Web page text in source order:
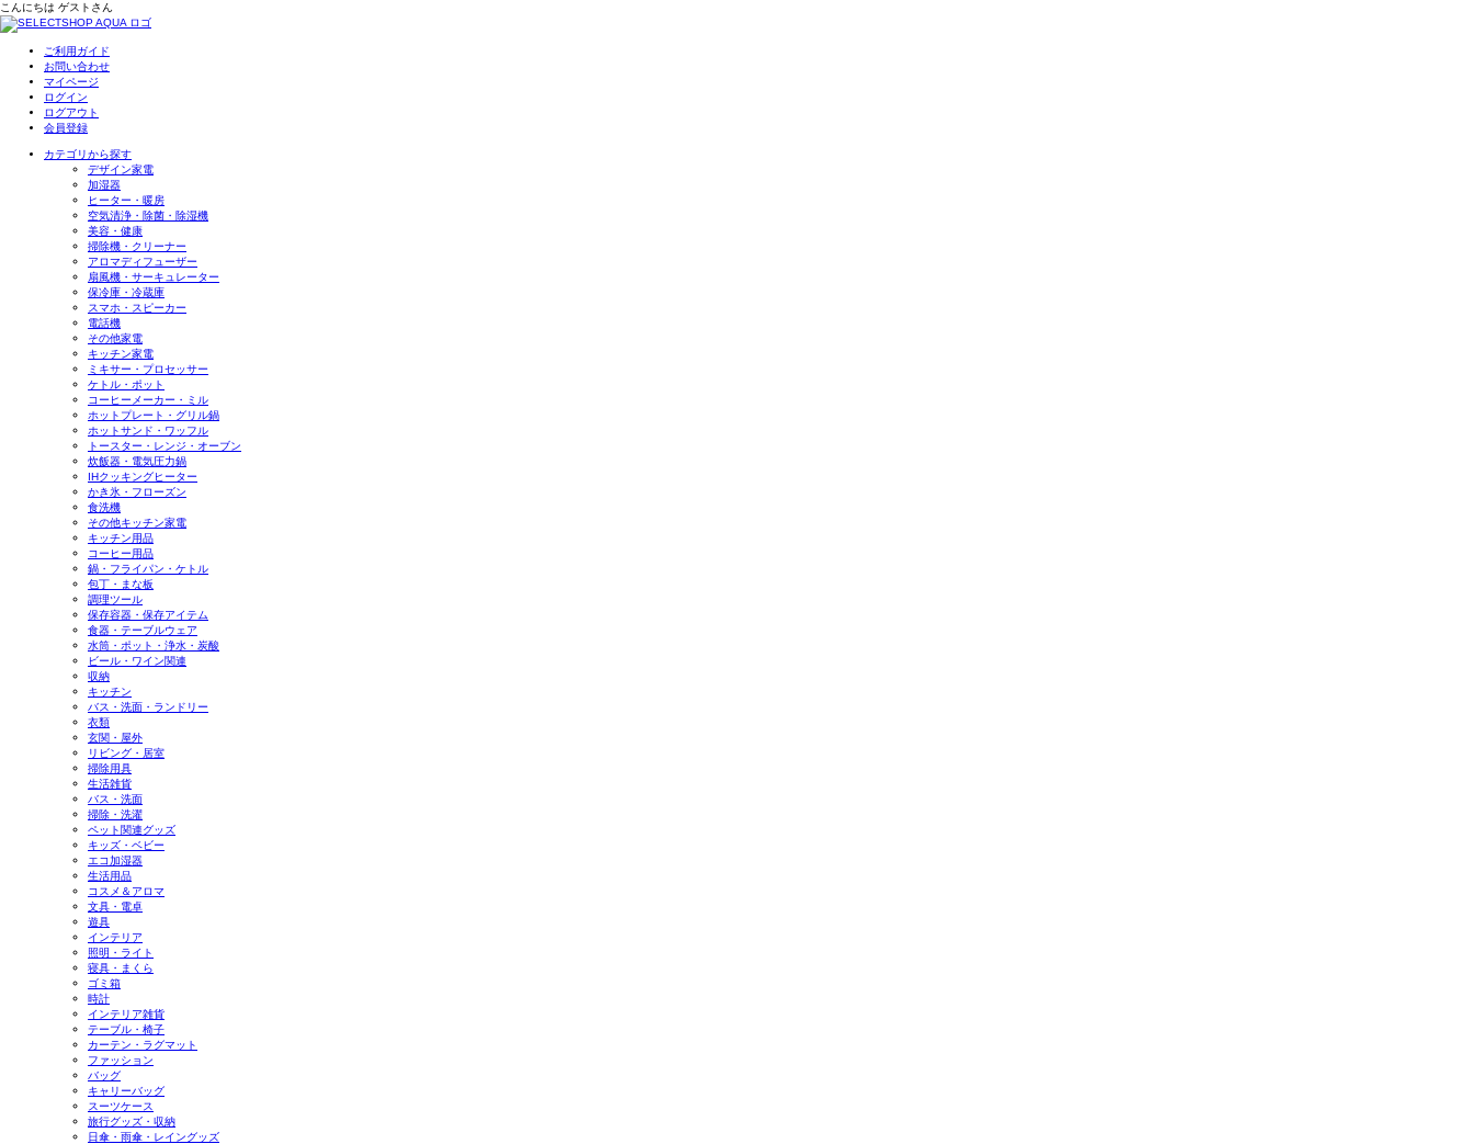
こんにちは ゲスト さん
ご利用ガイド
お問い合わせ
マイページ
ログイン
ログアウト
会員登録
カテゴリから探す
デザイン家電
加湿器
ヒーター・暖房
空気清浄・除菌・除湿機
美容・健康
掃除機・クリーナー
アロマディフューザー
扇風機・サーキュレーター
保冷庫・冷蔵庫
スマホ・スピーカー
電話機
その他家電
キッチン家電
ミキサー・プロセッサー
ケトル・ポット
コーヒーメーカー・ミル
ホットプレート・グリル鍋
ホットサンド・ワッフル
トースター・レンジ・オーブン
炊飯器・電気圧力鍋
IHクッキングヒーター
かき氷・フローズン
食洗機
その他キッチン家電
キッチン用品
コーヒー用品
鍋・フライパン・ケトル
包丁・まな板
調理ツール
保存容器・保存アイテム
食器・テーブルウェア
水筒・ポット・浄水・炭酸
ビール・ワイン関連
収納
キッチン
バス・洗面・ランドリー
衣類
玄関・屋外
リビング・居室
掃除用具
生活雑貨
バス・洗面
掃除・洗濯
ペット関連グッズ
キッズ・ベビー
エコ加湿器
生活用品
コスメ＆アロマ
文具・電卓
遊具
インテリア
照明・ライト
寝具・まくら
ゴミ箱
時計
インテリア雑貨
テーブル・椅子
カーテン・ラグマット
ファッション
バッグ
キャリーバッグ
スーツケース
旅行グッズ・収納
日傘・雨傘・レイングッズ